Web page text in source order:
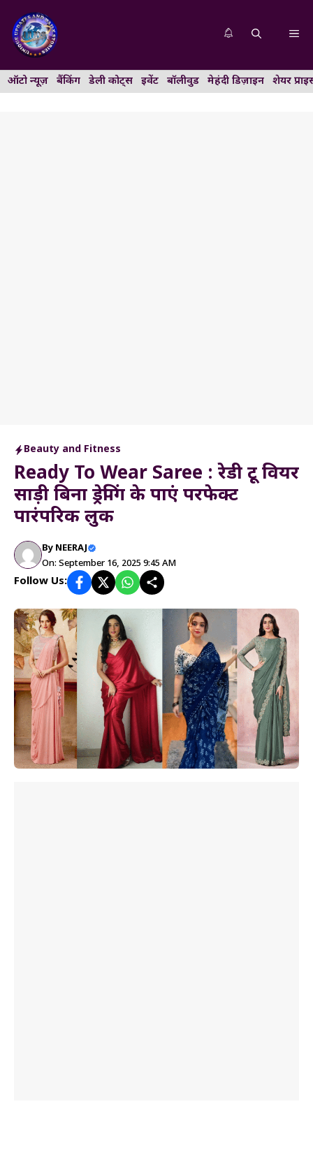
content
ऑटो न्यूज़ बैंकिंग डेली कोट्स इवेंट बॉलीवुड मेहंदी डिज़ाइन शेयर
Beauty and Fitness
Ready To Wear Saree : रेडी टू वियर
साड़ी बिना ड्रेपिंग के पाएं परफेक्ट
पारंपरिक लुक
By NEERAJ
On: September 16, 2025 9:45 AM
Follow Us: